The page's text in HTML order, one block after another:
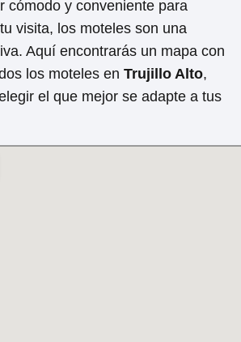
pedir delivery, asegurando así una
para sus clientes.
destacan el hermoso paisaje
apreciar desde el hotel,
valor especial a la experiencia de